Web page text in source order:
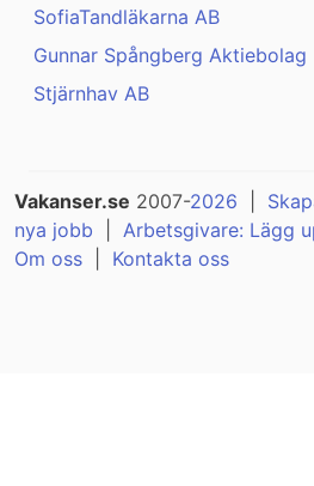
SofiaTandläkarna AB
Gunnar Spångberg Aktiebolag
Stjärnhav AB
Vakanser.se 2007-2026
nya jobb
Arbetsgivare: Lägg
Om oss
Kontakta oss